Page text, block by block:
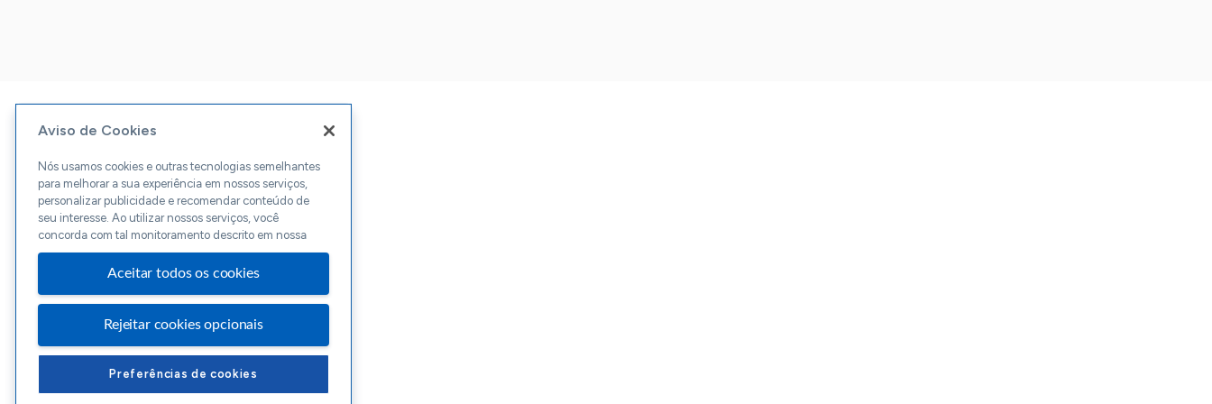
Aviso de Cookies
Nós usamos cookies e outras tecnologias semelhantes
para melhorar a sua experiência em nossos serviços,
personalizar publicidade e recomendar conteúdo de
seu interesse. Ao utilizar nossos serviços, você
concorda com tal monitoramento descrito em nossa
Aceitar todos os cookies
Rejeitar cookies opcionais
Preferências de cookies